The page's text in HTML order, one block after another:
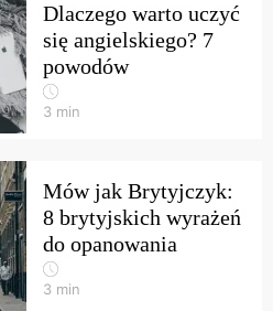
Dlaczego warto uczyć
się angielskiego? 7
powodów
3 min
Mów jak Brytyjczyk:
8 brytyjskich wyrażeń
do opanowania
3 min